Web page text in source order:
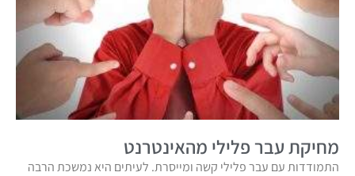
מחיקת עבר פלילי מהאינטרנט
התמודדות עם עבר פלילי קשה ומייסרת. לעיתים היא נמשכת הרבה